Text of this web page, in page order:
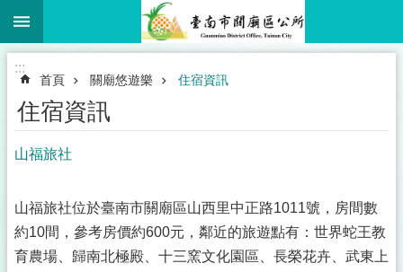
跳到主要內容區塊
搜
尋
階
搜
民
卡
區
:::
首頁 關廟悠遊樂 住宿資訊
住宿資訊
山福旅社
山福旅社位於臺南市關廟區山西里中正路1011號，房間數
約10間，參考房價約600元，鄰近的旅遊點有：世界蛇王教
育農場、歸南北極殿、十三窯文化園區、長榮花卉、武東上